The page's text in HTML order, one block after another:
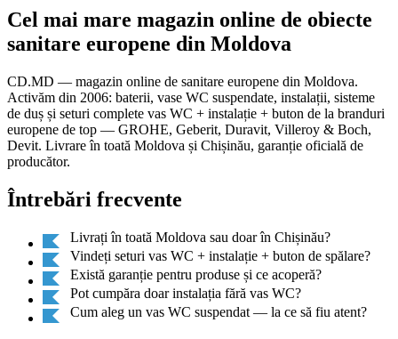
Cel mai mare magazin online de obiecte
sanitare europene din Moldova
CD.MD — magazin online de sanitare europene din Moldova.
Activăm din 2006: baterii, vase WC suspendate, instalații, sisteme
de duș și seturi complete vas WC + instalație + buton de la branduri
europene de top — GROHE, Geberit, Duravit, Villeroy & Boch,
Devit. Livrare în toată Moldova și Chișinău, garanție oficială de
producător.
Întrebări frecvente
Livrați în toată Moldova sau doar în Chișinău?
Vindeți seturi vas WC + instalație + buton de spălare?
Există garanție pentru produse și ce acoperă?
Pot cumpăra doar instalația fără vas WC?
Cum aleg un vas WC suspendat — la ce să fiu atent?